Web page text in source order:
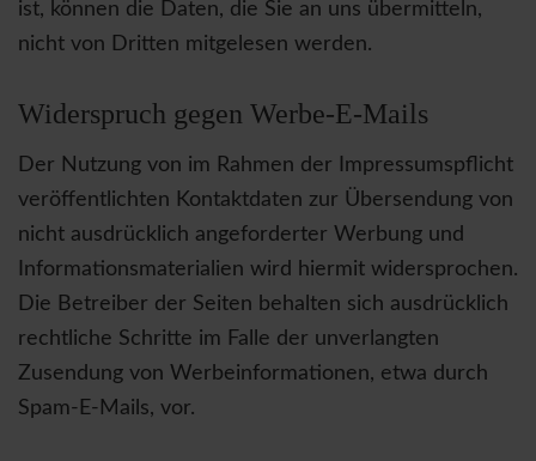
ist, können die Daten, die Sie an uns übermitteln,
nicht von Dritten mitgelesen werden.
Widerspruch gegen Werbe-E-Mails
Der Nutzung von im Rahmen der Impressumspflicht
veröffentlichten Kontaktdaten zur Übersendung von
nicht ausdrücklich angeforderter Werbung und
Informationsmaterialien wird hiermit widersprochen.
Die Betreiber der Seiten behalten sich ausdrücklich
rechtliche Schritte im Falle der unverlangten
Zusendung von Werbeinformationen, etwa durch
Spam-E-Mails, vor.